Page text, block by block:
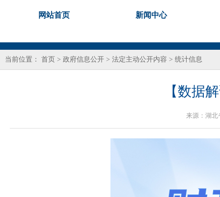
网站首页 新闻中心
当前位置： 首页 > 政府信息公开 > 法定主动公开内容 > 统计信息
【数据
来源： 湖北